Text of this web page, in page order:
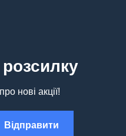
нові акції!